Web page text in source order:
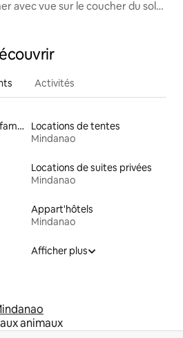
avec vue sur le coucher du soleil
Activités
Locations adaptées aux familles
Locations de tentes
Mindanao
Locations de suites privées
Mindanao
Appart'hôtels
Mindanao
Afficher plus
animaux